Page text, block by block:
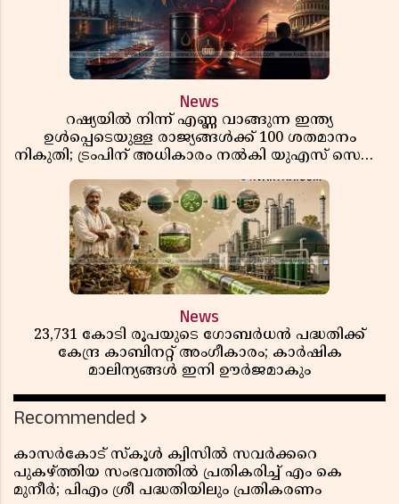
News
റഷ്യയിൽ നിന്ന് എണ്ണ വാങ്ങുന്ന ഇന്ത്യ
ഉൾപ്പെടെയുള്ള രാജ്യങ്ങൾക്ക് 100 ശതമാനം
നികുതി; ട്രംപിന് അധികാരം നൽകി യുഎസ് സെനറ്റ്
News
23,731 കോടി രൂപയുടെ ഗോബർധൻ പദ്ധതിക്ക്
കേന്ദ്ര കാബിനറ്റ് അംഗീകാരം; കാർഷിക
മാലിന്യങ്ങൾ ഇനി ഊർജമാകും
Recommended
കാസർകോട് സ്കൂൾ ക്വിസിൽ സവർക്കറെ
പുകഴ്ത്തിയ സംഭവത്തിൽ പ്രതികരിച്ച് എം കെ
മുനീർ; പിഎം ശ്രീ പദ്ധതിയിലും പ്രതികരണം